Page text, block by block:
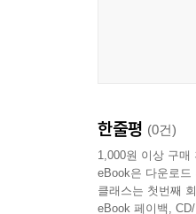
한줄평 (0건)
1,000원 이상 구매
eBook은 다운로
클래스는 첫번째
eBook 페이백,